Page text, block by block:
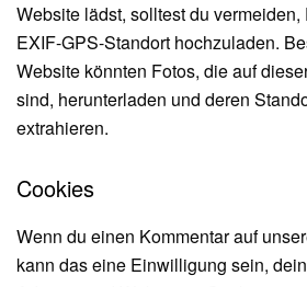
Website lädst, solltest du
EXIF-GPS-Standort hochzuladen.
Website könnten Fotos, die auf
sind, herunterladen und deren
extrahieren.
Cookies
Wenn du einen Kommentar auf
kann das eine Einwilligung sein,